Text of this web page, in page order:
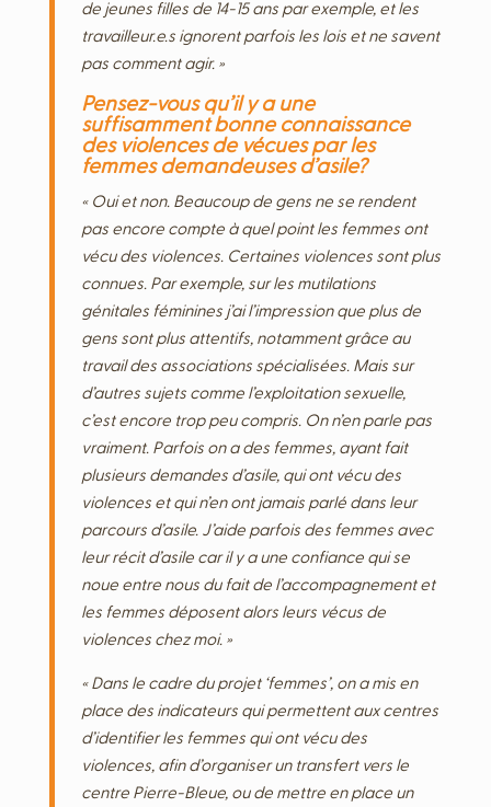
de jeunes filles de 14-15 ans par exemple, et les
travailleur.e.s ignorent parfois les lois et ne savent
pas comment agir. »
Pensez-vous qu’il y a une
suffisamment bonne connaissance
des violences de vécues par les
femmes demandeuses d’asile?
« Oui et non. Beaucoup de gens ne se rendent
pas encore compte à quel point les femmes ont
vécu des violences. Certaines violences sont plus
connues. Par exemple, sur les mutilations
génitales féminines j’ai l’impression que plus de
gens sont plus attentifs, notamment grâce au
travail des associations spécialisées. Mais sur
d’autres sujets comme l’exploitation sexuelle,
c’est encore trop peu compris. On n’en parle pas
vraiment. Parfois on a des femmes, ayant fait
plusieurs demandes d’asile, qui ont vécu des
violences et qui n’en ont jamais parlé dans leur
parcours d’asile. J’aide parfois des femmes avec
leur récit d’asile car il y a une confiance qui se
noue entre nous du fait de l’accompagnement et
les femmes déposent alors leurs vécus de
violences chez moi. »
« Dans le cadre du projet ‘femmes’, on a mis en
place des indicateurs qui permettent aux centres
d’identifier les femmes qui ont vécu des
violences, afin d’organiser un transfert vers le
centre Pierre-Bleue, ou de mettre en place un